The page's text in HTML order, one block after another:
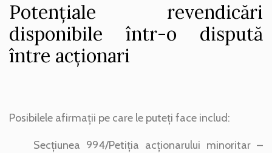
Potențiale revendicări
disponibile într-o dispută
între acționari
Posibilele afirmații pe care le puteți face includ:
Secțiunea 994/Petiția acționarului minoritar –